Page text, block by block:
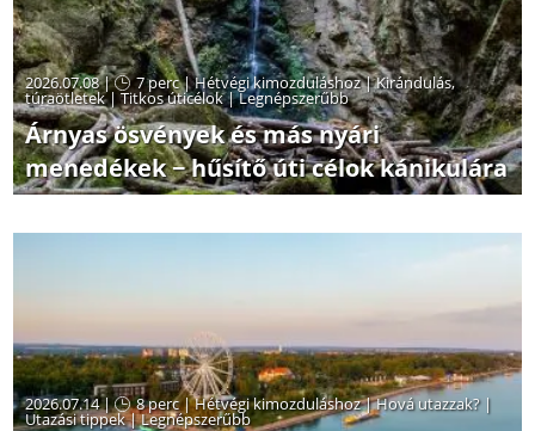
2026.07.08 | 7 perc|Hétvégi kimozduláshoz|Kirándulás,
túraötletek|Titkos úticélok|Legnépszerűbb
Árnyas ösvények és más nyári
menedékek − hűsítő úti célok kánikulára
2026.07.14 | 8 perc|Hétvégi kimozduláshoz|Hová utazzak? |
Utazási tippek|Legnépszerűbb